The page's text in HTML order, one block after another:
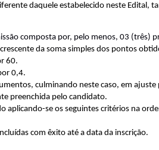
daquele estabelecido neste
composta por, pelo menos, 03 (três)
da soma simples dos pontos
60.
0,4.
culminando neste caso, em
preenchida pelo candidato.
se os seguintes critérios na
com êxito até a data da inscrição.